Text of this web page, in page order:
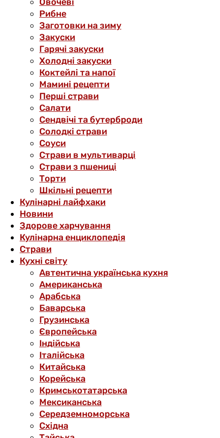
Рибне
Заготовки на зиму
Закуски
Гарячі закуски
Холодні закуски
Коктейлі та напої
Мамині рецепти
Перші страви
Салати
Сендвічі та бутерброди
Солодкі страви
Соуси
Страви в мультиварці
Страви з пшениці
Торти
Шкільні рецепти
Кулінарні лайфхаки
Новини
Здорове харчування
Кулінарна енциклопедія
Страви
Кухні світу
Автентична українська кухня
Американська
Арабська
Баварська
Грузинська
Європейська
Індійська
Італійська
Китайська
Корейська
Кримськотатарська
Мексиканська
Середземноморська
Східна